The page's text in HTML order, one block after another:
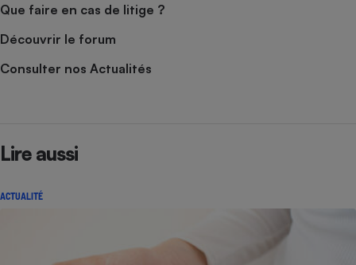
Que faire en cas de litige ?
Découvrir le forum
Consulter nos Actualités
Lire aussi
ACTUALITÉ